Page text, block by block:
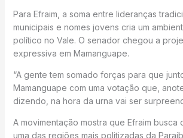
Para Efraim, a soma entre lideranças
municipais e nomes jovens cria um
político no Vale. O senador chegou a
expressiva em Mamanguape.
“A gente tem somado forças para que
Mamanguape com uma votação que,
dizendo, na hora da urna vai ser
A movimentação mostra que Efraim busca
uma das regiões mais politizadas da